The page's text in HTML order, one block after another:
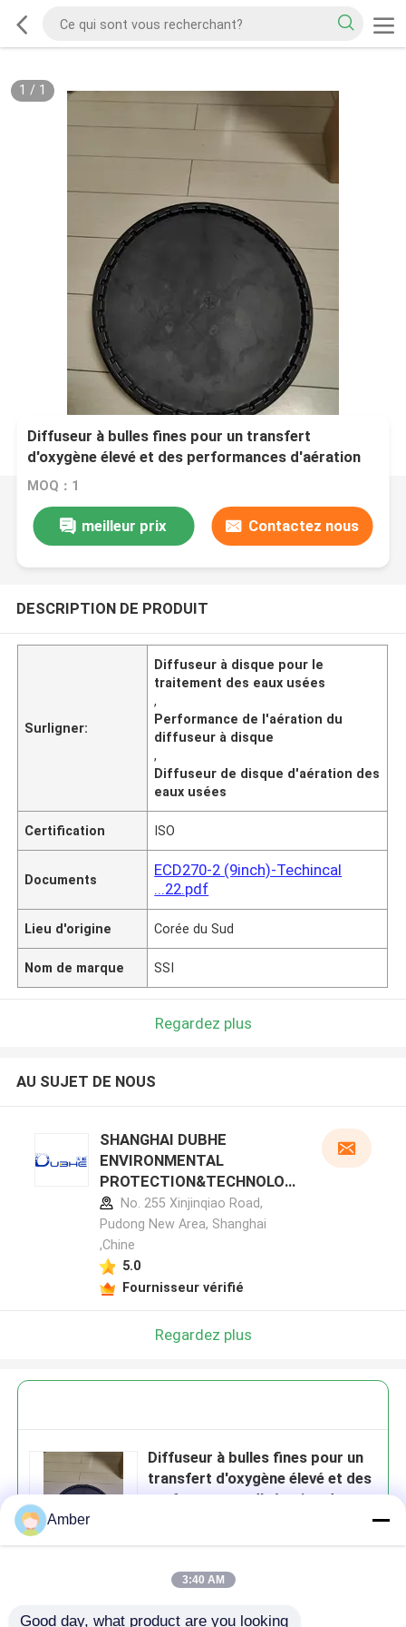
1 / 1
Diffuseur à bulles fines pour un transfert
d'oxygène élevé et des performances d'aération
dans le traitement des eaux usées
MOQ：1
meilleur prix Contactez nous
DESCRIPTION DE PRODUIT
Surligner:
Diffuseur à disque pour le
traitement des eaux usées
,
Performance de l'aération du
diffuseur à disque
,
Diffuseur de disque d'aération des
eaux usées
Certification ISO
Documents
ECD270-2 (9inch)-Techincal
...22.pdf
Lieu d'origine Corée du Sud
Nom de marque SSI
Regardez plus
AU SUJET DE NOUS
SHANGHAI DUBHE
ENVIRONMENTAL
PROTECTION&TECHNOLOG
Y CO.,LTD profil du fabricant
No. 255 Xinjinqiao Road,
Pudong New Area, Shanghai
,Chine
5.0
Fournisseur vérifié
Regardez plus
Diffuseur à bulles fines pour un
transfert d'oxygène élevé et des
performances d'aération dans le
Amber
3:40 AM
Good day, what product are you looking